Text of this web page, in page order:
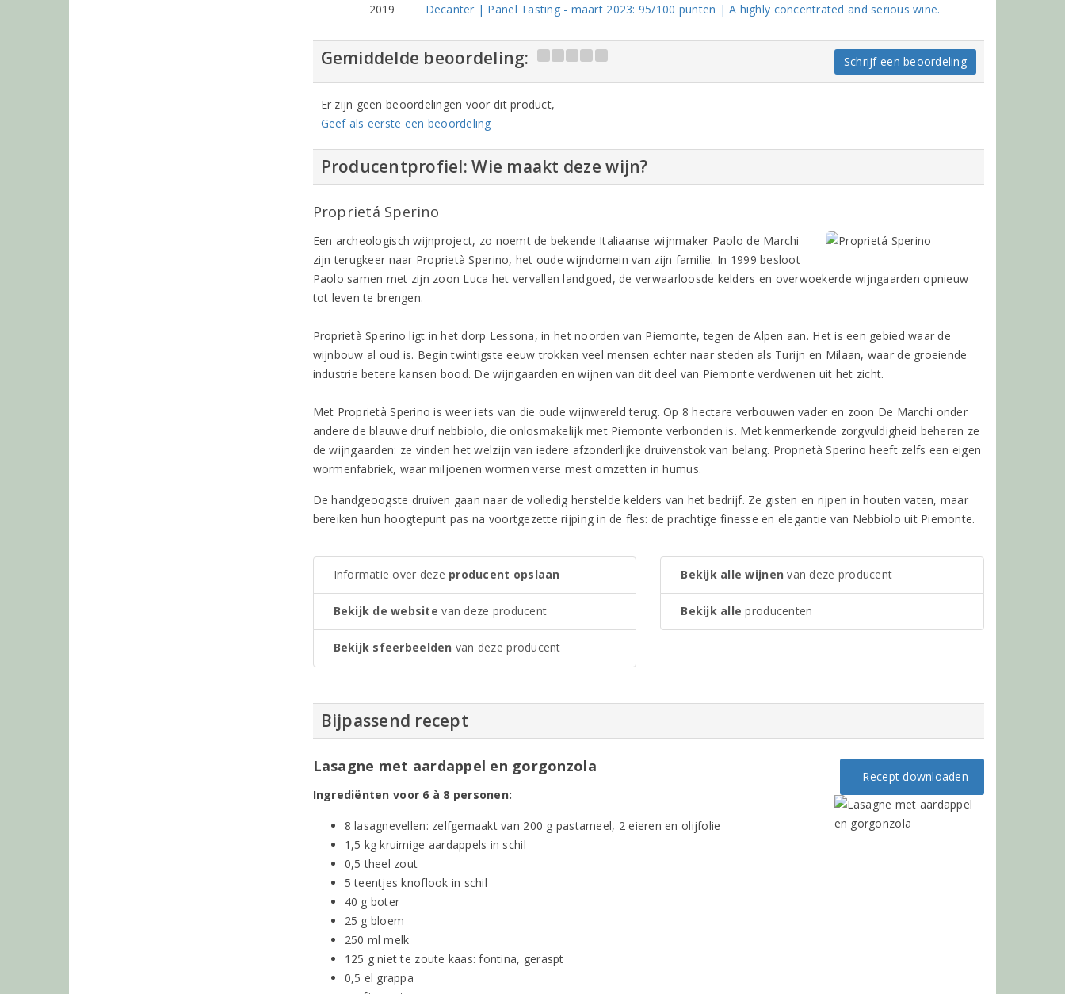
2019
Decanter | Panel Tasting - maart 2023: 95/100 punten | A highly concentrated and serious wine.
Gemiddelde beoordeling: Schrijf een beoordeling
Er zijn geen beoordelingen voor dit product,
Geef als eerste een beoordeling
Producentprofiel: Wie maakt deze wijn?
Proprietá Sperino
Een archeologisch wijnproject, zo noemt de bekende Italiaanse wijnmaker Paolo de Marchi
zijn terugkeer naar Proprietà Sperino, het oude wijndomein van zijn familie. In 1999 besloot
Paolo samen met zijn zoon Luca het vervallen landgoed, de verwaarloosde kelders en overwoekerde wijngaarden opnieuw
tot leven te brengen.
Proprietà Sperino ligt in het dorp Lessona, in het noorden van Piemonte, tegen de Alpen aan. Het is een gebied waar de
wijnbouw al oud is. Begin twintigste eeuw trokken veel mensen echter naar steden als Turijn en Milaan, waar de groeiende
industrie betere kansen bood. De wijngaarden en wijnen van dit deel van Piemonte verdwenen uit het zicht.
Met Proprietà Sperino is weer iets van die oude wijnwereld terug. Op 8 hectare verbouwen vader en zoon De Marchi onder
andere de blauwe druif nebbiolo, die onlosmakelijk met Piemonte verbonden is. Met kenmerkende zorgvuldigheid beheren ze
de wijngaarden: ze vinden het welzijn van iedere afzonderlijke druivenstok van belang. Proprietà Sperino heeft zelfs een eigen
wormenfabriek, waar miljoenen wormen verse mest omzetten in humus.
De handgeoogste druiven gaan naar de volledig herstelde kelders van het bedrijf. Ze gisten en rijpen in houten vaten, maar
bereiken hun hoogtepunt pas na voortgezette rijping in de fles: de prachtige finesse en elegantie van Nebbiolo uit Piemonte.
Informatie over deze producent opslaan
Bekijk de website van deze producent
Bekijk sfeerbeelden van deze producent
Bekijk alle wijnen van deze producent
Bekijk alle producenten
Bijpassend recept
Lasagne met aardappel en gorgonzola
Ingrediënten voor 6 à 8 personen:
8 lasagnevellen: zelfgemaakt van 200 g pastameel, 2 eieren en olijfolie
1,5 kg kruimige aardappels in schil
0,5 theel zout
5 teentjes knoflook in schil
40 g boter
25 g bloem
250 ml melk
125 g niet te zoute kaas: fontina, geraspt
0,5 el grappa
Recept downloaden